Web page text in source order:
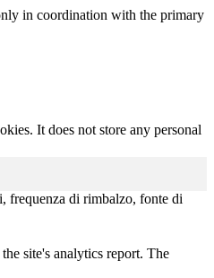
in coordination with the primary
It does not store any personal
frequenza di rimbalzo, fonte di
site's analytics report. The